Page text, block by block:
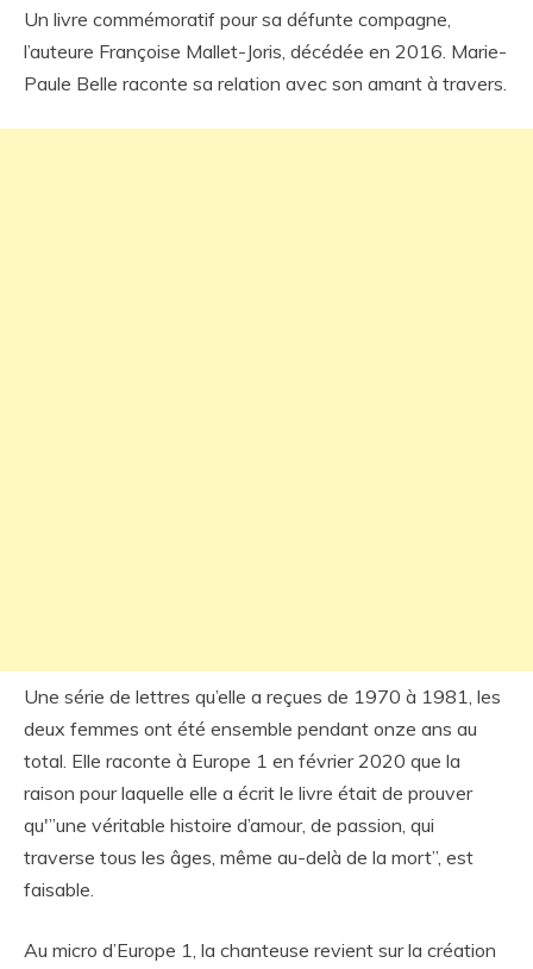
Un livre commémoratif pour sa défunte compagne,
l’auteure Françoise Mallet-Joris, décédée en 2016. Marie-
Paule Belle raconte sa relation avec son amant à travers.
Une série de lettres qu’elle a reçues de 1970 à 1981, les
deux femmes ont été ensemble pendant onze ans au
total. Elle raconte à Europe 1 en février 2020 que la
raison pour laquelle elle a écrit le livre était de prouver
qu'”une véritable histoire d’amour, de passion, qui
traverse tous les âges, même au-delà de la mort”, est
faisable.
Au micro d’Europe 1, la chanteuse revient sur la création